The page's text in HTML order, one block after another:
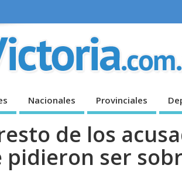
Nacionales Provinciales
de los
pidieron ser